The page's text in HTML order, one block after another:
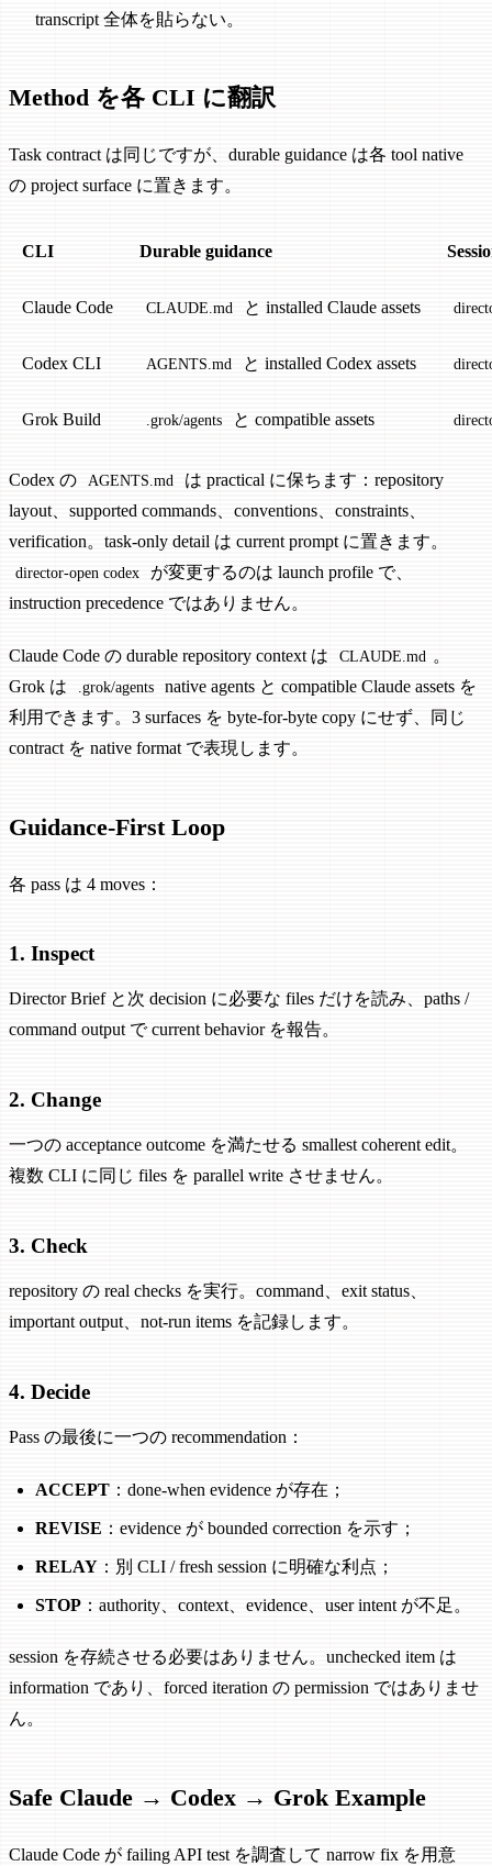
transcript 全体を貼らない。
Method を各 CLI に翻訳
Task contract は同じですが、durable guidance は各 tool native
の project surface に置きます。
CLI Durable guidance
Claude Code CLAUDE.md と installed Claude assets
Codex CLI AGENTS.md と installed Codex assets
Grok Build .grok/agents と compatible assets
Codex の AGENTS.md
は practical に保ちます：repository
layout、supported commands、conventions、constraints、
verification。task-only detail は current prompt に置きます。
director-open codex
が変更するのは launch profile で、
instruction precedence ではありません。
Claude Code の durable repository context は CLAUDE.md 。
Grok は
.grok/agents
native agents と compatible Claude assets を
利用できます。3 surfaces を byte-for-byte copy にせず、同じ
contract を native format で表現します。
Guidance-First Loop
各 pass は 4 moves：
1. Inspect
Director Brief と次 decision に必要な files だけを読み、paths /
command output で current behavior を報告。
2. Change
一つの acceptance outcome を満たせる smallest coherent edit。
複数 CLI に同じ files を parallel write させません。
3. Check
repository の real checks を実行。command、exit status、
important output、not-run items を記録します。
4. Decide
Pass の最後に一つの recommendation：
ACCEPT ：done-when evidence が存在；
REVISE ：evidence が bounded correction を示す；
RELAY ：別 CLI / fresh session に明確な利点；
STOP ：authority、context、evidence、user intent が不足。
session を存続させる必要はありません。unchecked item は
information であり、forced iteration の permission ではありませ
ん。
Safe Claude → Codex → Grok Example
Claude Code が failing API test を調査して narrow fix を用意